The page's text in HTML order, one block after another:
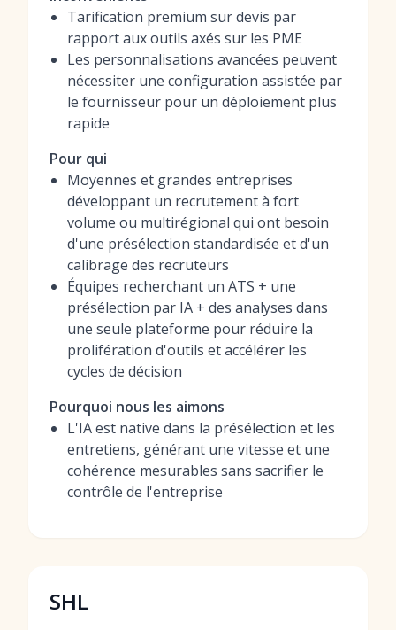
Tarification premium sur devis par
rapport aux outils axés sur les PME
Les personnalisations avancées peuvent
nécessiter une configuration assistée par
le fournisseur pour un déploiement plus
rapide
Pour qui
Moyennes et grandes entreprises
développant un recrutement à fort
volume ou multirégional qui ont besoin
d'une présélection standardisée et d'un
calibrage des recruteurs
Équipes recherchant un ATS + une
présélection par IA + des analyses dans
une seule plateforme pour réduire la
prolifération d'outils et accélérer les
cycles de décision
Pourquoi nous les aimons
L'IA est native dans la présélection et les
entretiens, générant une vitesse et une
cohérence mesurables sans sacrifier le
contrôle de l'entreprise
SHL